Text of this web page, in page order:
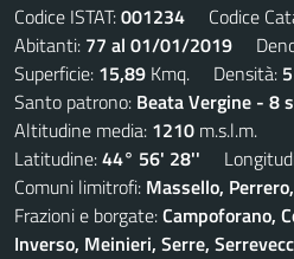
Codice ISTAT:001234 Codice
Abitanti: 77 al 01/01/2019
Superficie: 15,89 Kmq. Densità: 5
Santo patrono: Beata Vergine - 8
Altitudine media: 1210 m.s.l.m.
Latitudine:44° 56' 28''
Comuni limitrofi: Massello,
Frazioni e borgate:Campoforano,
Inverso, Meinieri, Serre,